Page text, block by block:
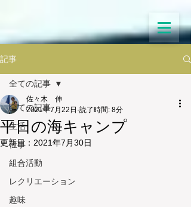
記事
全ての記事
生活
仕事
組合活動
レクリエーション
趣味
全ての記事
平日の海キャンプ
佐々木 伸
2021年7月22日 読了時間: 8分
更新日： 2021年7月30日